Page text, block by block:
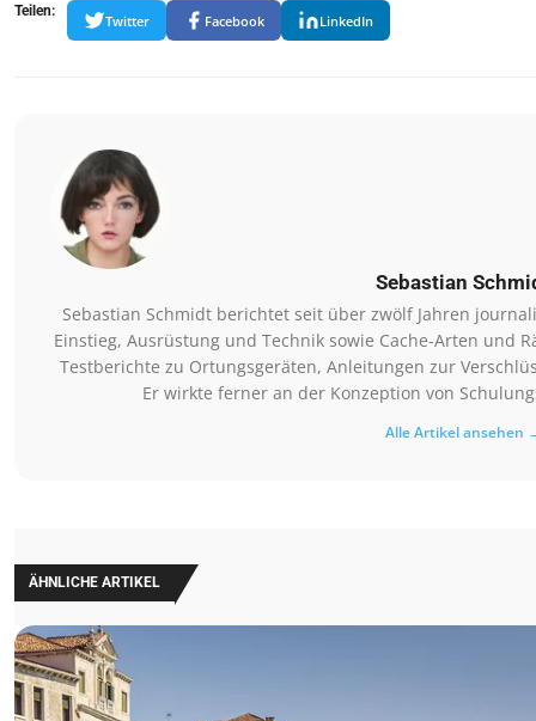
Teilen:
Twitter Facebook LinkedIn
Sebastian
Sebastian Schmidt berichtet seit über zwölf Jahren
Einstieg, Ausrüstung und Technik sowie Cache-Arten und
Testberichte zu Ortungsgeräten, Anleitungen zur
Er wirkte ferner an der Konzeption von
Alle Artikel ansehen
ÄHNLICHE ARTIKEL